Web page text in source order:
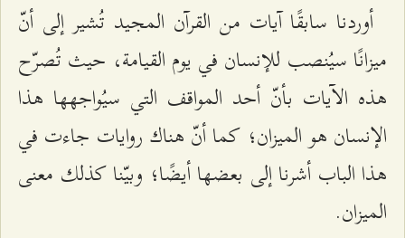
أوردنا سابقًا آيات من القرآن المجيد تُشير إلى أنّ
ميزانًا سيُنصب للإنسان في يوم القيامة، حيث تُصرّح
هذه الآيات بأنّ أحد المواقف التي سيُواجهها هذا
الإنسان هو الميزان؛ كما أنّ هناك روايات جاءت في
هذا الباب أشرنا إلى بعضها أيضًا؛ وبيّنا كذلك معنى
الميزان.